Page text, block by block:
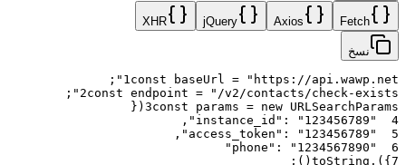
Fetch
Axios
jQuery
XHR
نسخ
1 const baseUrl = "https://api.wawp.net"
;
2const endpoint = "/v2/contacts/check-exists"
;
3const params = new URLSearchParams
(
{
4
"instance_id"
: "123456789"
,
5
"access_token"
: "123456789"
,
6
"phone"
:
"1234567890"
7
}
)
.
toString
(
)
;